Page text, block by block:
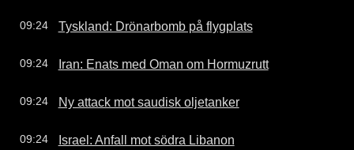
09:24 Tyskland: Drönarbomb på flygplats
09:24 Iran: Enats med Oman om Hormuzrutt
09:24 Ny attack mot saudisk oljetanker
09:24 Israel: Anfall mot södra Libanon